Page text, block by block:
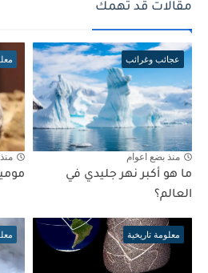
مقالات قد تهمك
عجائب وغرائب
منذ بضع اعوام
ما هو أكبر نهر جليدي في
العالم؟
معلومة تاريخية